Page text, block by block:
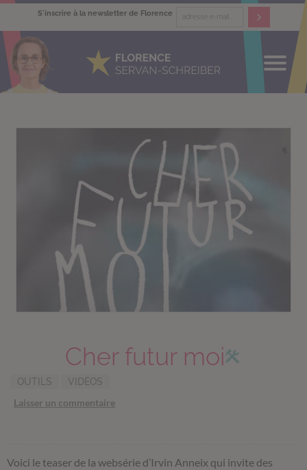
S'inscrire à la newsletter de Florence
Cher futur moi
OUTILS VIDÉOS
Laisser un commentaire
Voici le teaser de la websérie d’Irvin Anneix qui invite des